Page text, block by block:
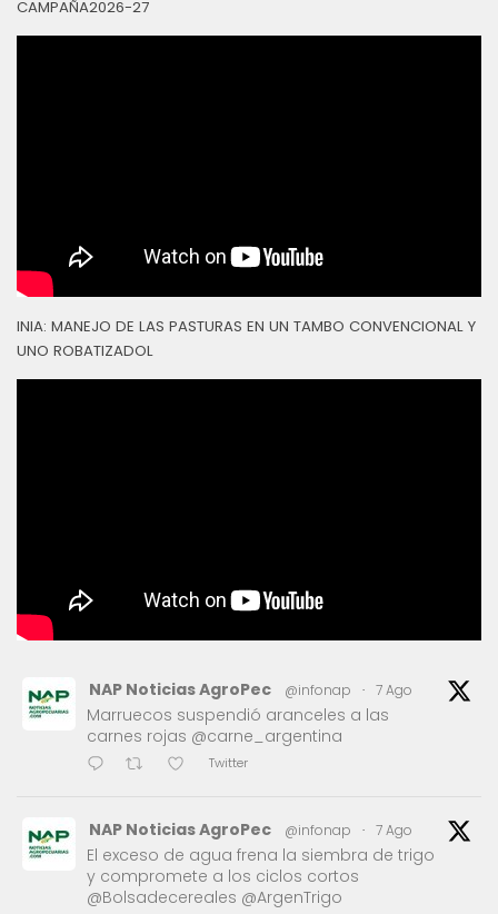
CAMPAÑA2026-27
INIA: MANEJO DE LAS PASTURAS EN UN TAMBO CONVENCIONAL Y
UNO ROBATIZADOL
NAP Noticias AgroPec @infonap · 7 Ago
Marruecos suspendió aranceles a las
carnes rojas @carne_argentina
Twitter
NAP Noticias AgroPec @infonap · 7 Ago
El exceso de agua frena la siembra de trigo
y compromete a los ciclos cortos
@Bolsadecereales @ArgenTrigo